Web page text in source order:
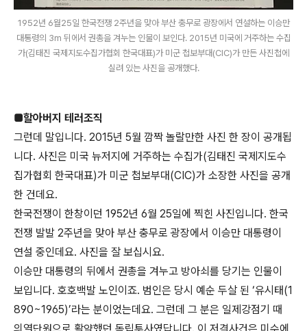
1952년 6월25일 한국전쟁 2주년을 맞아 부산 충무로 광장에서 연설하는 이승만
대통령의 3m 뒤에서 권총을 겨누는 인물이 보인다. 2015년 미국에 거주하는 수집
가(김태진 국제지도수집가협회 한국대표)가 미군 첩보부대(CIC)가 만든 사진첩에
실려 있는 사진을 공개했다.
■할아버지 테러조직
그런데 말입니다. 2015년 5월 깜짝 놀랄만한 사진 한 장이 공개됩
니다. 사진은 미국 뉴저지에 거주하는 수집가(김태진 국제지도수
집가협회 한국대표)가 미군 첩보부대(CIC)가 소장한 사진을 공개
한 건데요.
한국전쟁이 한창이던 1952년 6월 25일에 찍힌 사진입니다. 한국
전쟁 발발 2주년을 맞아 부산 충무로 광장에서 이승만 대통령이
연설 중인데요. 사진을 잘 보십시요.
이승만 대통령의 뒤에서 권총을 겨누고 방아쇠를 당기는 인물이
보입니다. 호호백발 노인이죠. 범인은 당시 예순 두살 된 ‘유시태(1
890~1965)’라는 분이었는데요. 그런데 그 분은 일제강점기 때